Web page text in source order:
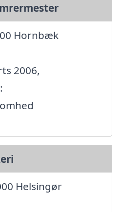
Hornbæk
2006,
Helsingør